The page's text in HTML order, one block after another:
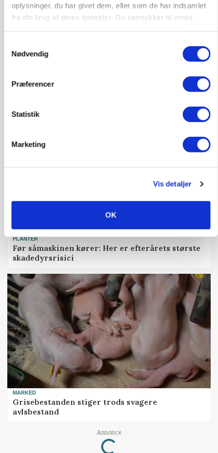
oplysninger, du har givet dem, eller som de har indsamlet
fra din brug af deres tjenester. Du samtykker til vores
Nødvendig
Præferencer
Statistik
Marketing
Vis detaljer
OK
PLANTER
Før såmaskinen kører: Her er efterårets største
skadedyrsrisici
MARKED
Grisebestanden stiger trods svagere
avlsbestand
Annonce
Loading...